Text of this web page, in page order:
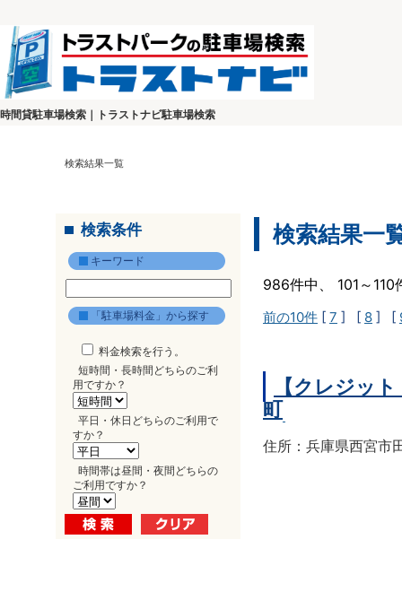
時間貸駐車場検索｜トラストナビ駐車場検索
検索結果一覧
検索条件
キーワード
「駐車場料金」から探す
料金検索を行う。
短時間・長時間どちらのご利
用ですか？
平日・休日どちらのご利用で
すか？
時間帯は昼間・夜間どちらの
ご利用ですか？
検索結果一
986件中、 101～
前の10件 [ 7 ] [ 8 ] [
【クレジッ
町
住所：兵庫県西宮市